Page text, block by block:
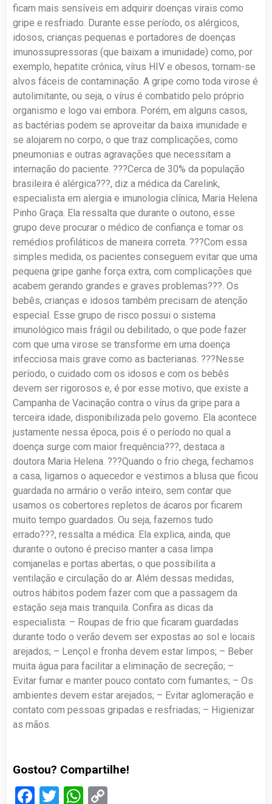
ficam mais sensíveis em adquirir doenças virais como
gripe e resfriado. Durante esse período, os alérgicos,
idosos, crianças pequenas e portadores de doenças
imunossupressoras (que baixam a imunidade) como, por
exemplo, hepatite crônica, vírus HIV e obesos, tornam-se
alvos fáceis de contaminação. A gripe como toda virose é
autolimitante, ou seja, o vírus é combatido pelo próprio
organismo e logo vai embora. Porém, em alguns casos,
as bactérias podem se aproveitar da baixa imunidade e
se alojarem no corpo, o que traz complicações, como
pneumonias e outras agravações que necessitam a
internação do paciente. ???Cerca de 30% da população
brasileira é alérgica???, diz a médica da Carelink,
especialista em alergia e imunologia clínica, Maria Helena
Pinho Graça. Ela ressalta que durante o outono, esse
grupo deve procurar o médico de confiança e tomar os
remédios profiláticos de maneira correta. ???Com essa
simples medida, os pacientes conseguem evitar que uma
pequena gripe ganhe força extra, com complicações que
acabem gerando grandes e graves problemas???. Os
bebês, crianças e idosos também precisam de atenção
especial. Esse grupo de risco possui o sistema
imunológico mais frágil ou debilitado, o que pode fazer
com que uma virose se transforme em uma doença
infecciosa mais grave como as bacterianas. ???Nesse
período, o cuidado com os idosos e com os bebês
devem ser rigorosos e, é por esse motivo, que existe a
Campanha de Vacinação contra o vírus da gripe para a
terceira idade, disponibilizada pelo governo. Ela acontece
justamente nessa época, pois é o período no qual a
doença surge com maior frequência???, destaca a
doutora Maria Helena. ???Quando o frio chega, fechamos
a casa, ligamos o aquecedor e vestimos a blusa que ficou
guardada no armário o verão inteiro, sem contar que
usamos os cobertores repletos de ácaros por ficarem
muito tempo guardados. Ou seja, fazemos tudo
errado???, ressalta a médica. Ela explica, ainda, que
durante o outono é preciso manter a casa limpa
comjanelas e portas abertas, o que possibilita a
ventilação e circulação do ar. Além dessas medidas,
outros hábitos podem fazer com que a passagem da
estação seja mais tranquila. Confira as dicas da
especialista: – Roupas de frio que ficaram guardadas
durante todo o verão devem ser expostas ao sol e locais
arejados; – Lençol e fronha devem estar limpos; – Beber
muita água para facilitar a eliminação de secreção; –
Evitar fumar e manter pouco contato com fumantes; – Os
ambientes devem estar arejados; – Evitar aglomeração e
contato com pessoas gripadas e resfriadas; – Higienizar
as mãos.
Gostou? Compartilhe!
Facebook
TwitterWhatsApp